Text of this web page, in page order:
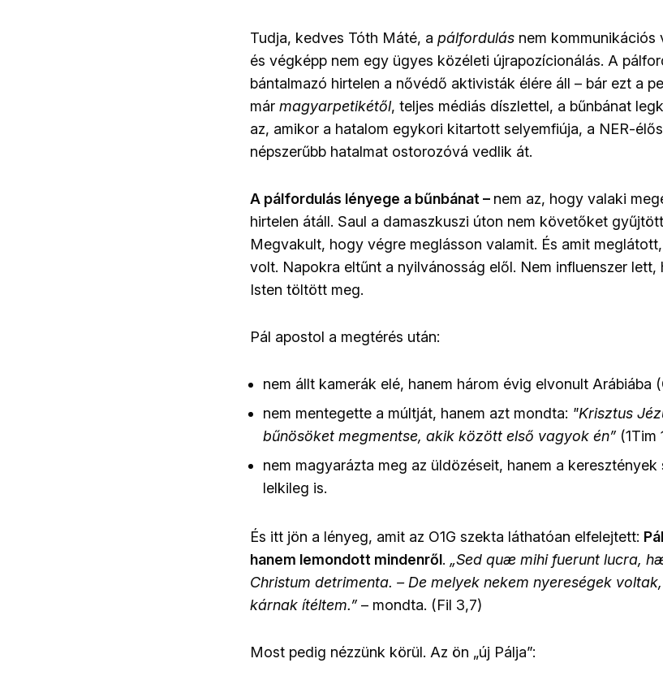
Tudja, kedves Tóth Máté, a pálfordulás nem kommunikációs
és végképp nem egy ügyes közéleti újrapozícionálás. A
bántalmazó hirtelen a nővédő aktivisták élére áll – bár ezt a
már magyarpetikétől, teljes médiás díszlettel, a bűnbánat
az, amikor a hatalom egykori kitartott selyemfiúja, a NER-
népszerűbb hatalmat ostorozóvá vedlik át.
A pálfordulás lényege a bűnbánat – nem az, hogy valaki
hirtelen átáll. Saul a damaszkuszi úton nem követőket
Megvakult, hogy végre meglásson valamit. És amit
volt. Napokra eltűnt a nyilvánosság elől. Nem influenszer lett,
Isten töltött meg.
Pál apostol a megtérés után:
nem állt kamerák elé, hanem három évig elvonult Arábiába
nem mentegette a múltját, hanem azt mondta: "Krisztus
bűnösöket megmentse, akik között első vagyok én” (1Tim
nem magyarázta meg az üldözéseit, hanem a
lelkileg is.
És itt jön a lényeg, amit az O1G szekta láthatóan elfelejtett:
hanem lemondott mindenről. „Sed quæ mihi fuerunt lucra,
Christum detrimenta. – De melyek nekem nyereségek
kárnak ítéltem.” – mondta. (Fil 3,7)
Most pedig nézzünk körül. Az ön „új Pálja”: